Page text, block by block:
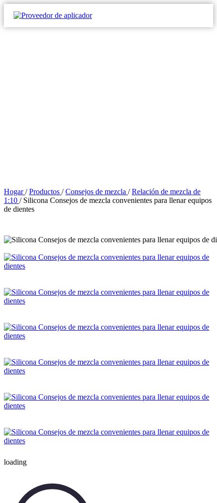
Hogar /Productos /Consejos de mezcla /Relación de mezcla de
1:10 / Silicona Consejos de mezcla convenientes para llenar equipos
de dientes
loading